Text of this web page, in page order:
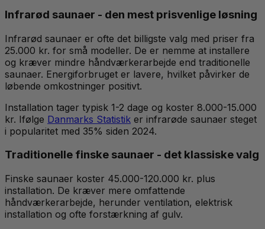
Infrarød saunaer - den mest prisvenlige løsning
Infrarød saunaer er ofte det billigste valg med priser fra
25.000 kr. for små modeller. De er nemme at installere
og kræver mindre håndværkerarbejde end traditionelle
saunaer. Energiforbruget er lavere, hvilket påvirker de
løbende omkostninger positivt.
Installation tager typisk 1-2 dage og koster 8.000-15.000
kr. Ifølge Danmarks Statistik er infrarøde saunaer steget
i popularitet med 35% siden 2024.
Traditionelle finske saunaer - det klassiske valg
Finske saunaer koster 45.000-120.000 kr. plus
installation. De kræver mere omfattende
håndværkerarbejde, herunder ventilation, elektrisk
installation og ofte forstærkning af gulv.